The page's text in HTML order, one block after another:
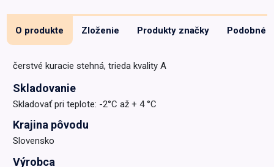
Domáci miláčikovia
O produkte Zloženie Produkty značky Podobné
čerstvé kuracie stehná, trieda kvality A
Skladovanie
Skladovať pri teplote: -2°C až + 4 °C
Krajina pôvodu
Slovensko
Výrobca